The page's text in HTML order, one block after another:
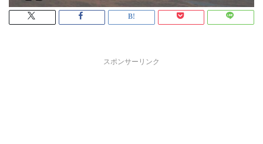
スポンサーリンク